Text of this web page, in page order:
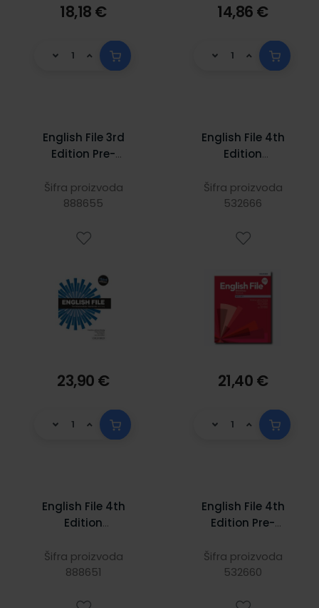
18,18 € 14,86 €
English File 3rd
Edition Pre-
Workbook with
key
Šifra proizvoda
888655
23,90 €
English File 4th
Edition
WB/KEY
Šifra proizvoda
532666
21,40 €
English File 4th
Edition
Workbook with
key
Šifra proizvoda
888651
English File 4th
Edition Pre-
WB/KEY
Šifra proizvoda
532660